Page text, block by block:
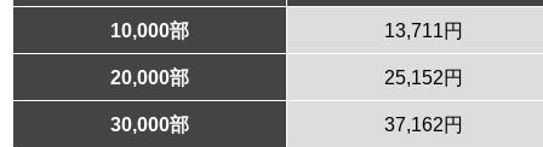
10,000部 13,711円
20,000部 25,152円
30,000部 37,162円